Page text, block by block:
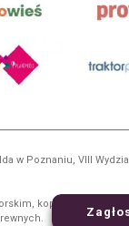
w Poznaniu, VIII
kopiowanie i